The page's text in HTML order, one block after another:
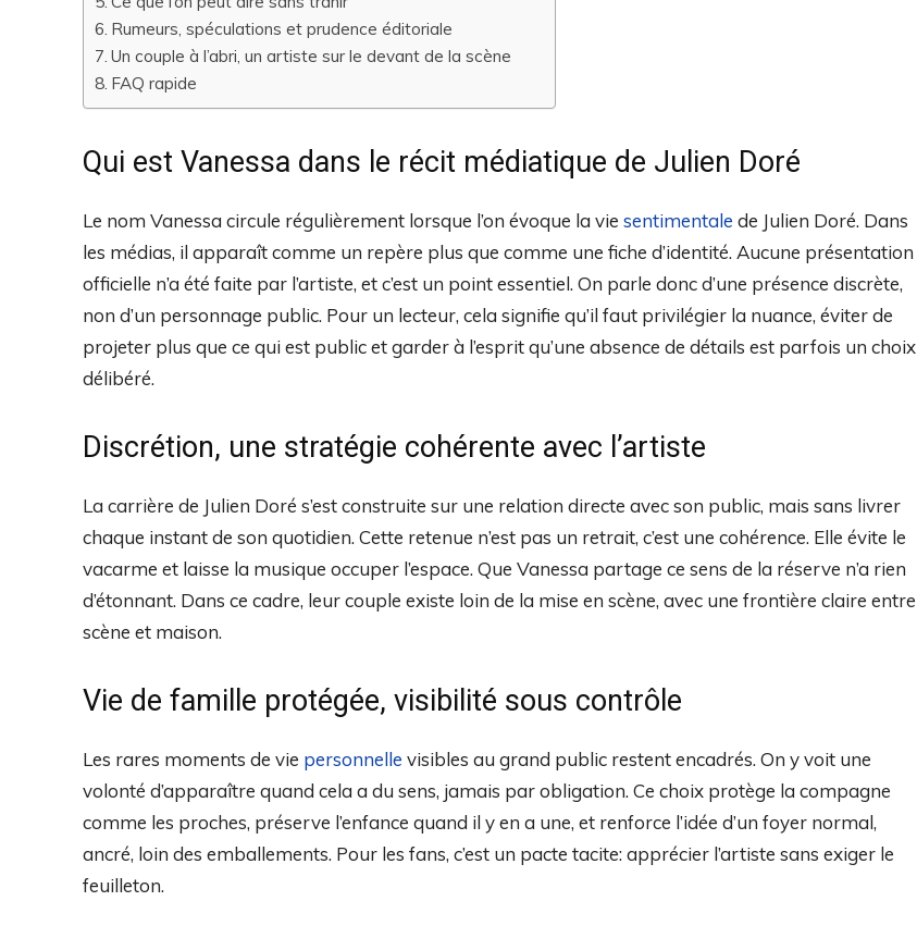
Rumeurs, spéculations et prudence éditoriale
Un couple à l’abri, un artiste sur le devant de la scène
FAQ rapide
Qui est Vanessa dans le récit médiatique de Julien Doré
Le nom Vanessa circule régulièrement lorsque l’on évoque la vie sentimentale de Julien Doré. Dans
les médias, il apparaît comme un repère plus que comme une fiche d’identité. Aucune présentation
officielle n’a été faite par l’artiste, et c’est un point essentiel. On parle donc d’une présence discrète,
non d’un personnage public. Pour un lecteur, cela signifie qu’il faut privilégier la nuance, éviter de
projeter plus que ce qui est public et garder à l’esprit qu’une absence de détails est parfois un choix
délibéré.
Discrétion, une stratégie cohérente avec l’artiste
La carrière de Julien Doré s’est construite sur une relation directe avec son public, mais sans livrer
chaque instant de son quotidien. Cette retenue n’est pas un retrait, c’est une cohérence. Elle évite le
vacarme et laisse la musique occuper l’espace. Que Vanessa partage ce sens de la réserve n’a rien
d’étonnant. Dans ce cadre, leur couple existe loin de la mise en scène, avec une frontière claire entre
scène et maison.
Vie de famille protégée, visibilité sous contrôle
Les rares moments de vie personnelle visibles au grand public restent encadrés. On y voit une
volonté d’apparaître quand cela a du sens, jamais par obligation. Ce choix protège la compagne
comme les proches, préserve l’enfance quand il y en a une, et renforce l’idée d’un foyer normal,
ancré, loin des emballements. Pour les fans, c’est un pacte tacite: apprécier l’artiste sans exiger le
feuilleton.